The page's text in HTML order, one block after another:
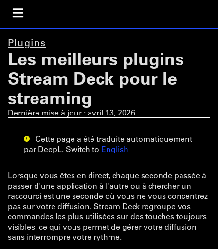
Plugins
Les meilleurs plugins
Stream Deck pour le
streaming
Dernière mise à jour : avril 13, 2026
Cette page a été traduite automatiquement
par DeepL. Switch to English
Lorsque vous êtes en direct, chaque seconde passée à
passer d'une application à l'autre ou à chercher un
raccourci est une seconde où vous ne vous concentrez
pas sur votre diffusion. Stream Deck regroupe vos
commandes les plus utilisées sur des touches toujours
visibles, ce qui vous permet de gérer votre diffusion
sans interrompre votre rythme.